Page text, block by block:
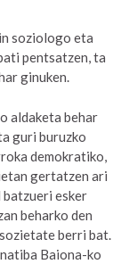
soziologo eta
pentsatzen, ta
ginuken.
aldaketa behar
guri buruzko
demokratiko,
gertatzen ari
esker
beharko den
berri bat.
Baiona-ko